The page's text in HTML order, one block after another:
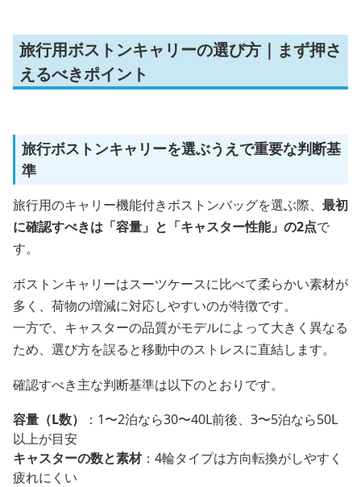
旅行用ボストンキャリーの選び方｜まず押さ
えるべきポイント
旅行ボストンキャリーを選ぶうえで重要な判断基
準
旅行用のキャリー機能付きボストンバッグを選ぶ際、 最初
に確認すべきは「容量」と「キャスター性能」の2点で
す。
ボストンキャリーはスーツケースに比べて柔らかい素材が
多く、荷物の増減に対応しやすいのが特徴です。
一方で、キャスターの品質がモデルによって大きく異なる
ため、選び方を誤ると移動中のストレスに直結します。
確認すべき主な判断基準は以下のとおりです。
容量（L数）
：1〜2泊なら30〜40L前後、3〜5泊なら50L
以上が目安
キャスターの数と素材：4輪タイプは方向転換がしやすく
疲れにくい